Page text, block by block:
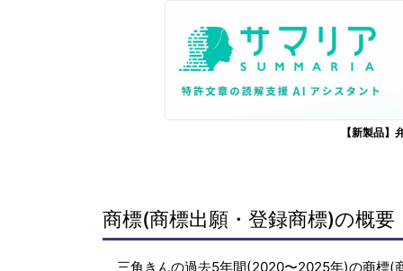
【新製品
商標(商標出願・登録商標)の概要
三角きんの過去5年間(2020〜2025年)の商標(